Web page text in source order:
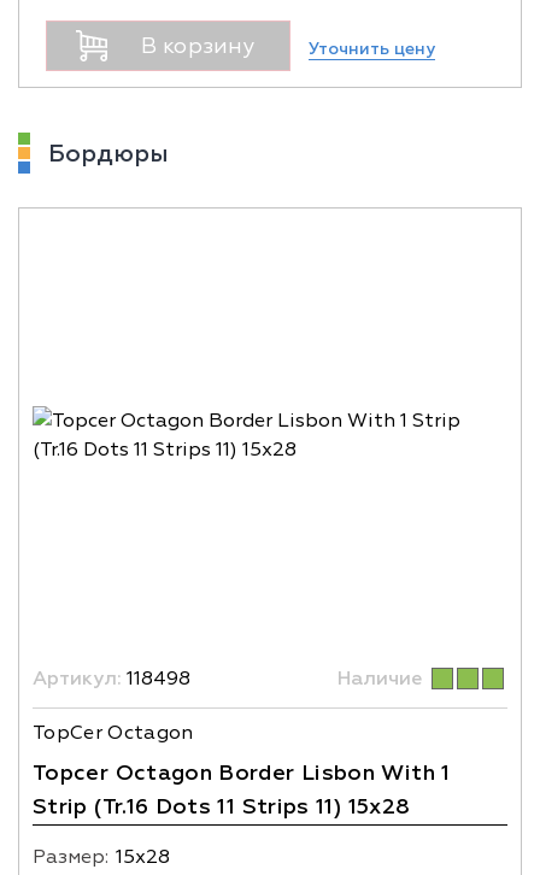
В корзину Уточнить цену
Бордюры
Артикул: 118498 Наличие
TopCer Octagon
Topcer Octagon Border Lisbon With 1
Strip (Tr.16 Dots 11 Strips 11) 15x28
Размер: 15х28